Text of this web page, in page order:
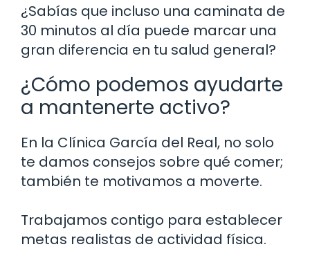
¿Sabías que incluso una caminata de
30 minutos al día puede marcar una
gran diferencia en tu salud general?
¿Cómo podemos ayudarte
a mantenerte activo?
En la Clínica García del Real, no solo
te damos consejos sobre qué comer;
también te motivamos a moverte.
Trabajamos contigo para establecer
metas realistas de actividad física.